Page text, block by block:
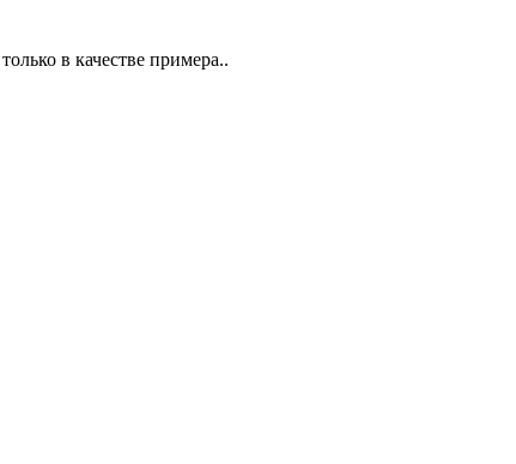
в качестве примера..